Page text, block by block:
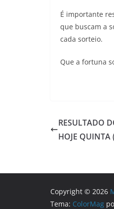
É importante
que buscam a
cada sorteio.
Que a fortuna
RESULTADO
HOJE QUINTA
Copyright © 2026
Tema: ColorMag